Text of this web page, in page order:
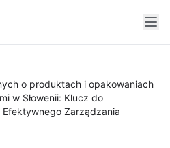
o produktach i opakowaniach
w Słowenii: Klucz do
Zarządzania